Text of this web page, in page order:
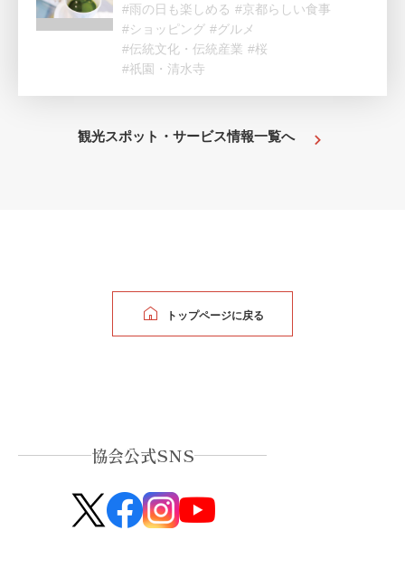
#雨の日も楽しめる #京都らしい食事
#ショッピング #グルメ
#伝統文化・伝統産業 #桜
#祇園・清水寺
観光スポット・サービス情報一覧へ
トップページに戻る
協会公式SNS